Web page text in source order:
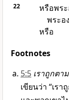
22
หรือพระ
พระอ
หรือ
Footnotes
5:5 เราถูกตา
เขียนว่า “เร